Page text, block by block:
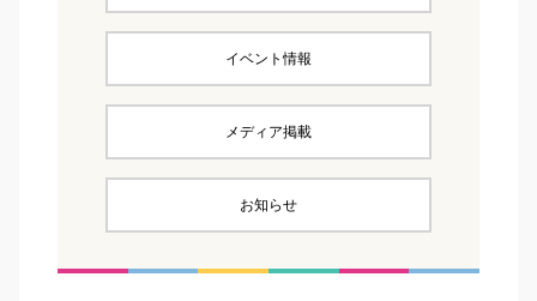
イベント情報
メディア掲載
お知らせ